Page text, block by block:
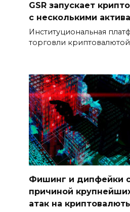
GSR запускает
с несколькими
Институциональная
торговли криптовалютой
Фишинг и дипфейки
причиной
атак на